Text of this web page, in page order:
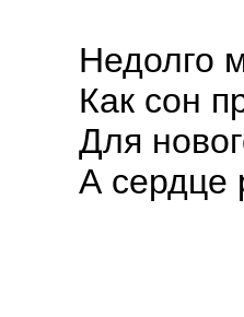
Недолго
Как сон
Для
А сердце